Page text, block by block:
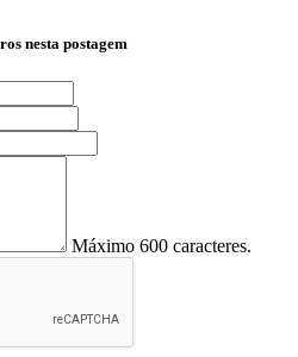
nesta postagem
Máximo 600 caracteres.